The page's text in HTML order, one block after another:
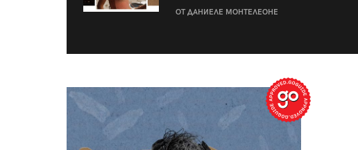
ОТ ДАНИЕЛЕ МОНТЕЛЕОНЕ